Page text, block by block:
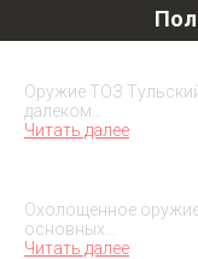
Оружие ТОЗ
далеком…
Читать далее
Охолощенное
основных…
Читать далее